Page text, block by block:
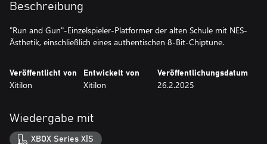
Beschreibung
"Run and Gun"-Einzelspieler-Platformer der alten Schule mit NES-
Ästhetik, einschließlich eines authentischen 8-Bit-Chiptune.
Veröffentlicht von
Xitilon
Entwickelt von
Xitilon
Veröffentlichungsdatum
26.2.2025
Wiedergabe mit
XBOX Series X|S